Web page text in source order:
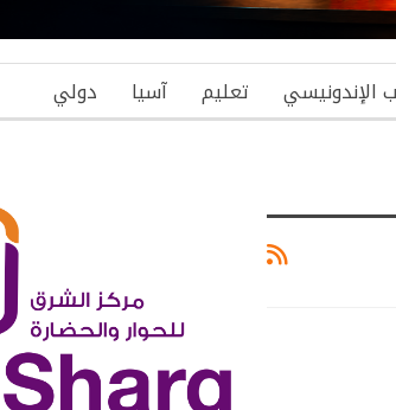
الإندونيسي تعليم آسيا دولي